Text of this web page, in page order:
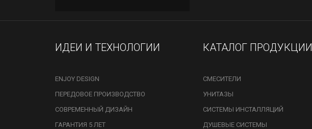
ИДЕИ И ТЕХНОЛОГИИ
ENJOY DESIGN
ПЕРЕДОВОЕ ПРОИЗВОДСТВО
СОВРЕМЕННЫЙ ДИЗАЙН
ГАРАНТИЯ 5 ЛЕТ
КАТАЛОГ ПРОДУКЦИИ
СМЕСИТЕЛИ
УНИТАЗЫ
СИСТЕМЫ ИНСТАЛЛЯЦИЙ
ДУШЕВЫЕ СИСТЕМЫ